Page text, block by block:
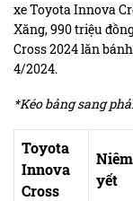
xe Toyota Innova
Xăng, 990 triệu
Cross 2024 lăn
4/2024.
*Kéo bảng sang
Toyota
Innova
Cross
Niêm
yết